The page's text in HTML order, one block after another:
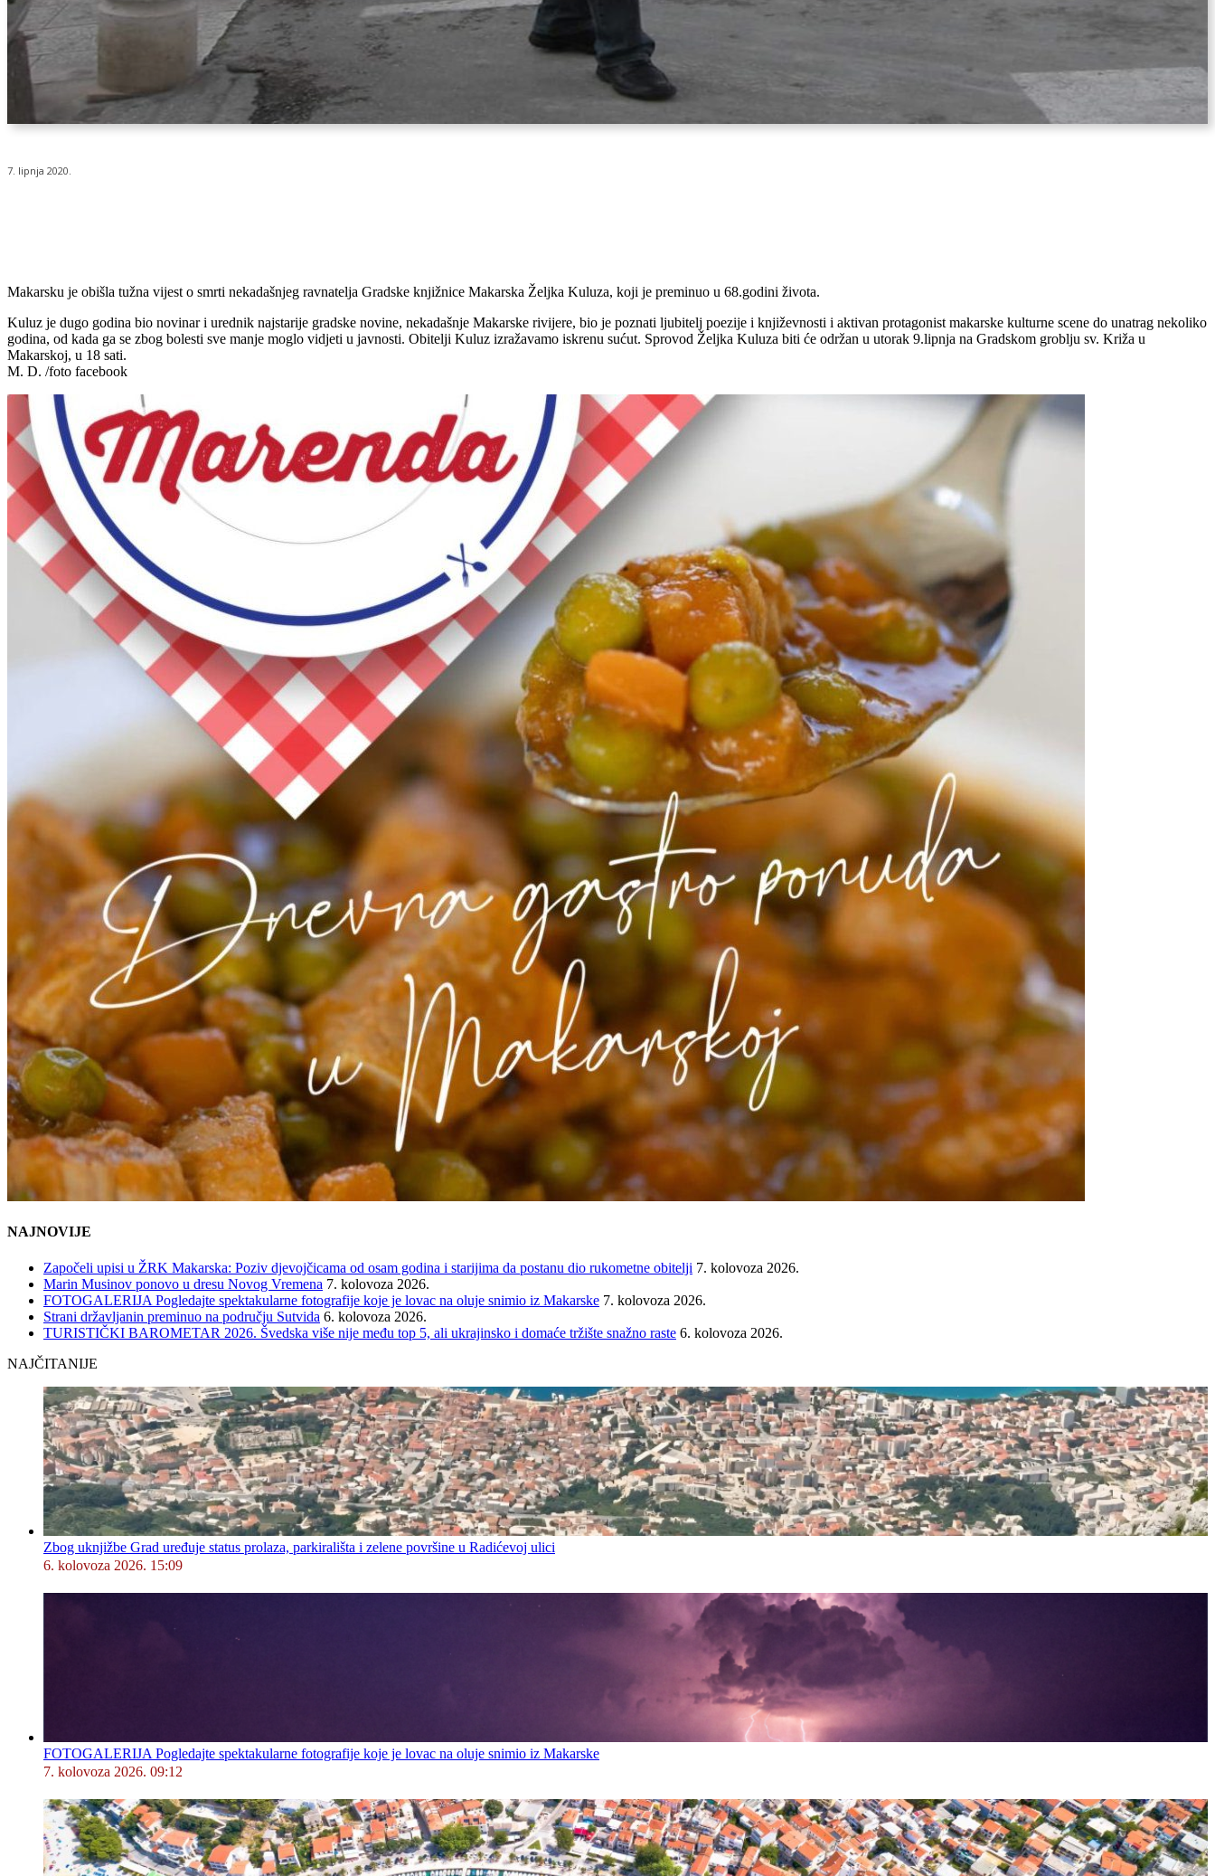
7. lipnja 2020.
Makarsku je obišla tužna vijest o smrti nekadašnjeg ravnatelja Gradske knjižnice Makarska Željka Kuluza, koji je preminuo u 68.godini života.
Kuluz je dugo godina bio novinar i urednik najstarije gradske novine, nekadašnje Makarske rivijere, bio je poznati ljubitelj poezije i književnosti i aktivan protagonist makarske kulturne scene do unatrag nekoliko
godina, od kada ga se zbog bolesti sve manje moglo vidjeti u javnosti. Obitelji Kuluz izražavamo iskrenu sućut. Sprovod Željka Kuluza biti će održan u utorak 9.lipnja na Gradskom groblju sv. Križa u
Makarskoj, u 18 sati.
M. D. /foto facebook
NAJNOVIJE
Započeli upisi u ŽRK Makarska: Poziv djevojčicama od osam godina i starijima da postanu dio rukometne obitelji 7. kolovoza 2026.
Marin Musinov ponovo u dresu Novog Vremena 7. kolovoza 2026.
FOTOGALERIJA Pogledajte spektakularne fotografije koje je lovac na oluje snimio iz Makarske 7. kolovoza 2026.
Strani državljanin preminuo na području Sutvida 6. kolovoza 2026.
TURISTIČKI BAROMETAR 2026. Švedska više nije među top 5, ali ukrajinsko i domaće tržište snažno raste 6. kolovoza 2026.
NAJČITANIJE
Zbog uknjižbe Grad uređuje status prolaza, parkirališta i zelene površine u Radićevoj ulici
6. kolovoza 2026. 15:09
FOTOGALERIJA Pogledajte spektakularne fotografije koje je lovac na oluje snimio iz Makarske
7. kolovoza 2026. 09:12